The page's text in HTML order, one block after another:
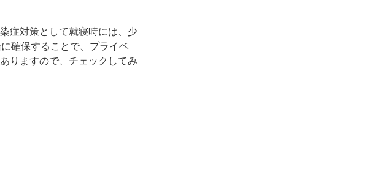
症対策として就寝時には、少
確保することで、プライベ
りますので、チェックしてみ